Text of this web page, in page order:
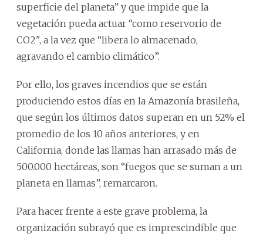
superficie del planeta” y que impide que la
vegetación pueda actuar “como reservorio de
CO2", a la vez que “libera lo almacenado,
agravando el cambio climático”.
Por ello, los graves incendios que se están
produciendo estos días en la Amazonía brasileña,
que según los últimos datos superan en un 52% el
promedio de los 10 años anteriores, y en
California, donde las llamas han arrasado más de
500.000 hectáreas, son “fuegos que se suman a un
planeta en llamas”, remarcaron.
Para hacer frente a este grave problema, la
organización subrayó que es imprescindible que